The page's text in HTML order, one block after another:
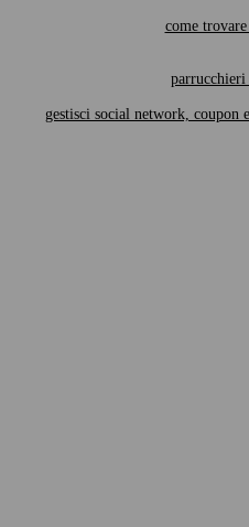
come
gestisci social network, coupon